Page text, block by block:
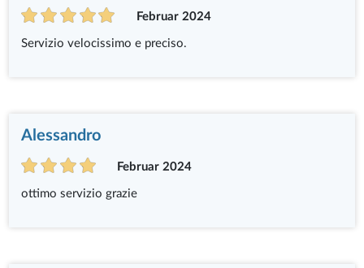
Februar 2024
Servizio velocissimo e preciso.
Alessandro
Februar 2024
ottimo servizio grazie